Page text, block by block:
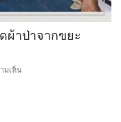
ขั้น
ต่ำ
ผ้าป่าจากขยะ
มเห็น